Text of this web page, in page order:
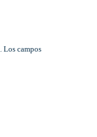
Los campos